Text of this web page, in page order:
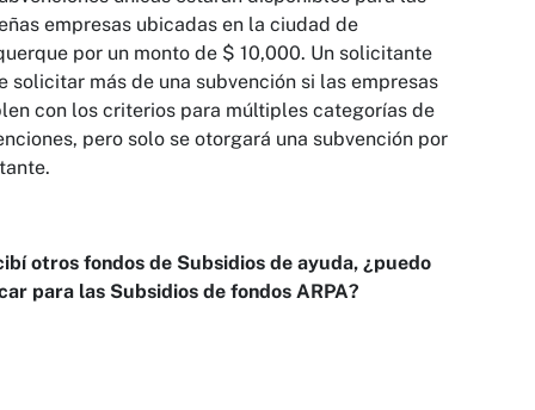
empresas ubicadas en la ciudad de
por un monto de $ 10,000. Un solicitante
solicitar más de una subvención si las empresas
con los criterios para múltiples categorías de
pero solo se otorgará una subvención por
otros fondos de Subsidios de ayuda, ¿puedo
para las Subsidios de fondos ARPA?